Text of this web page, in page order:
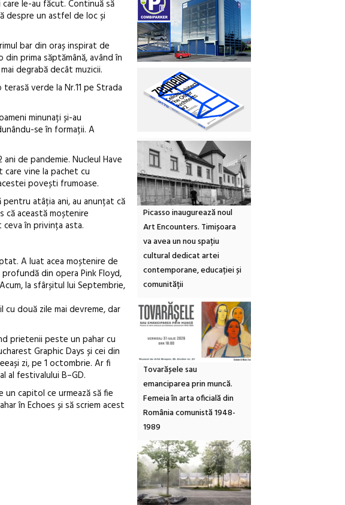
le-au făcut. Continuă să
despre un astfel de loc și
bar din oraș inspirat de
prima săptămână, având în
degrabă decât muzicii.
verde la Nr.11 pe Strada
minunați și-au
se în formații. A
de pandemie. Nucleul Have
care vine la pachet cu
povești frumoase.
pentru atâția ani, au anunțat că
că această moștenire
în privința asta.
A luat acea moștenire de
din opera Pink Floyd,
la sfârșitul lui Septembrie,
cu două zile mai devreme, dar
prietenii peste un pahar cu
Graphic Days și cei din
zi, pe 1 octombrie. Ar fi
al festivalului B–GD.
capitol ce urmează să fie
în Echoes și să scriem acest
Picasso inaugurează noul
Art Encounters. Timișoara
va avea un nou spațiu
cultural dedicat artei
contemporane, educației și
comunității
Tovarășele sau
emanciparea prin muncă.
Femeia în arta oficială din
România comunistă 1948-
1989